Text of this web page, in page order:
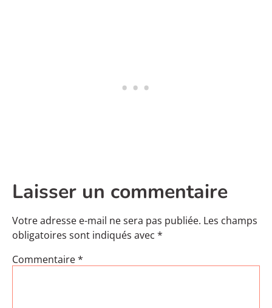
Laisser un commentaire
Votre adresse e-mail ne sera pas publiée. Les champs
obligatoires sont indiqués avec *
Commentaire*